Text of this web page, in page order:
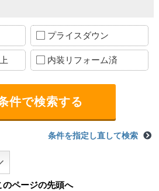
プライスダウン
内装リフォーム済
条件を指定し直して検索
のページの先頭へ